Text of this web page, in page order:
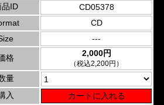
品ID
CD05378
CD
---
格 2,000円
（税込2,200円）
量
入